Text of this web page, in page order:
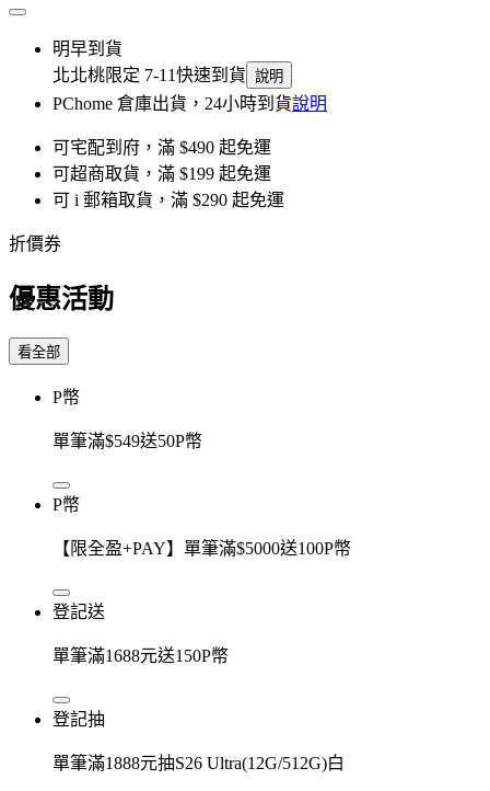
明早到貨
北北桃限定 7-11快速到貨 說明
PChome 倉庫出貨，24小時到貨說明
可宅配到府，滿 $490 起免運
可超商取貨，滿 $199 起免運
可 i 郵箱取貨，滿 $290 起免運
折價券
優惠活動
看全部
P幣
單筆滿$549送50P幣
P幣
【限全盈+PAY】單筆滿$5000送100P幣
登記送
單筆滿1688元送150P幣
登記抽
單筆滿1888元抽S26 Ultra(12G/512G)白